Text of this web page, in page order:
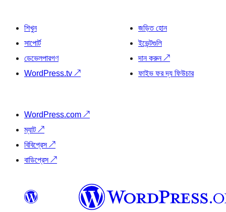
শিখুন
সাপোর্ট
ডেভেলপারগণ
WordPress.tv ↗
জড়িত হোন
ইভেন্টগুলি
দান করুন↗
ফাইভ ফর দ্য ফিউচার
WordPress.com ↗
ম্যাট↗
বিবিপ্রেস↗
বাডিপ্রেস↗